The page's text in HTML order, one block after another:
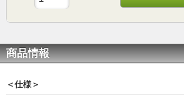
商品情報
＜仕様＞